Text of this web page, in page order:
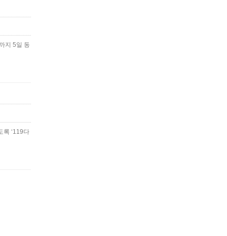
지 5일 동
록 ‘119다